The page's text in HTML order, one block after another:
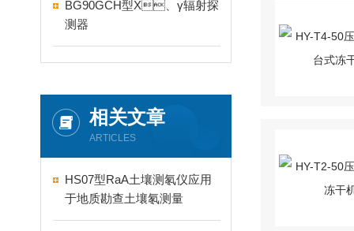
BG90GCH型X、γ辐射探
测器
相关文章
ARTICLES
HS07型RaA土壤测氡仪应用
于地质勘查土壤氡测量